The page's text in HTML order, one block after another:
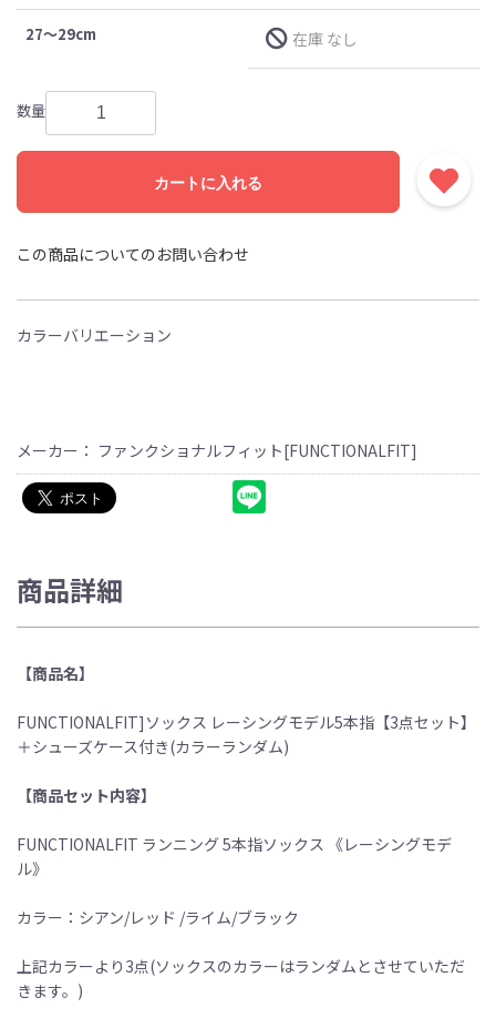
27～29cm 在庫 なし
数量
カートに入れる
この商品についてのお問い合わせ
カラーバリエーション
メーカー： ファンクショナルフィット[FUNCTIONALFIT]
商品詳細
【商品名】
FUNCTIONALFIT]ソックス レーシングモデル5本指【3点セット】
＋シューズケース付き(カラーランダム)
【商品セット内容】
FUNCTIONALFIT ランニング 5本指ソックス 《レーシングモデ
ル》
カラー：シアン/レッド /ライム/ブラック
上記カラーより3点(ソックスのカラーはランダムとさせていただ
きます。)